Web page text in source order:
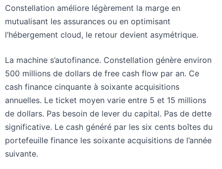
Constellation améliore légèrement la marge en
mutualisant les assurances ou en optimisant
l’hébergement cloud, le retour devient asymétrique.
La machine s’autofinance. Constellation génère environ
500 millions de dollars de free cash flow par an. Ce
cash finance cinquante à soixante acquisitions
annuelles. Le ticket moyen varie entre 5 et 15 millions
de dollars. Pas besoin de lever du capital. Pas de dette
significative. Le cash généré par les six cents boîtes du
portefeuille finance les soixante acquisitions de l’année
suivante.